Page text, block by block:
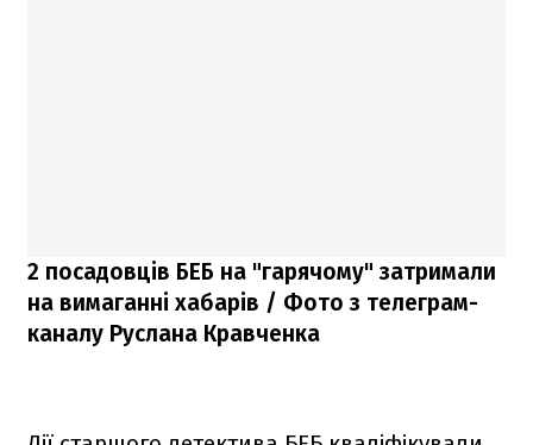
2 посадовців БЕБ на "гарячому" затримали
на вимаганні хабарів / Фото з телеграм-
каналу Руслана Кравченка